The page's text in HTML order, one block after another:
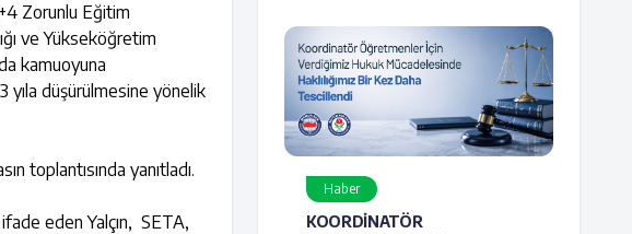
Zorunlu Eğitim
ve Yükseköğretim
kamuoyuna
yıla düşürülmesine yönelik
toplantısında yanıtladı.
eden Yalçın, SETA,
Haber
KOORDİNATÖR